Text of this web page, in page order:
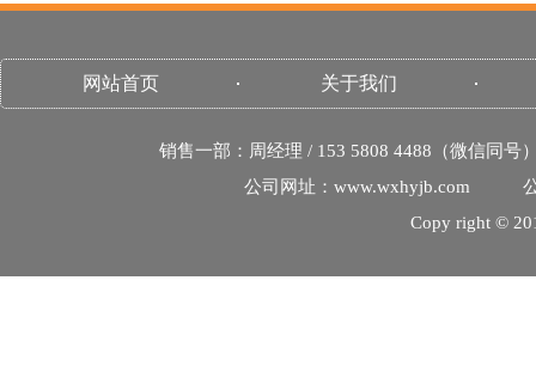
网站首页 关于我们
销售一部：周经理 / 153 5808 4488（微信同号
公司网址：www.wxhyjb.com
Copy right ©